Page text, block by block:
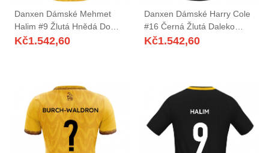
Danxen Dámské Mehmet
Halim #9 Žlutá Hnědá Domů
Hráčské Dresy 2025/26 Dres
Kč1.542,60
Danxen Dámské Harry Cole
#16 Černá Žlutá Daleko
Hráčské Dresy 2025/26 Dres
Kč1.542,60